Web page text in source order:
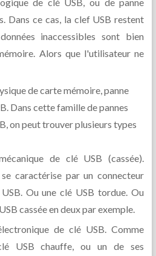
Dans ce cas, la clef USB restent
inaccessibles sont bien
Alors que l'utilisateur ne
de carte mémoire, panne
Dans cette famille de pannes
on peut trouver plusieurs types
de clé USB (cassée).
caractérise par un connecteur
Ou une clé USB tordue. Ou
cassée en deux par exemple.
de clé USB. Comme
USB chauffe, ou un de ses